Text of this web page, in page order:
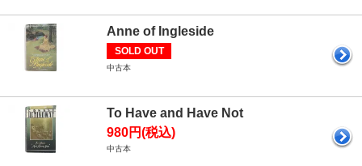
Anne of Ingleside
SOLD OUT
中古本
To Have and Have Not
980円(税込)
中古本